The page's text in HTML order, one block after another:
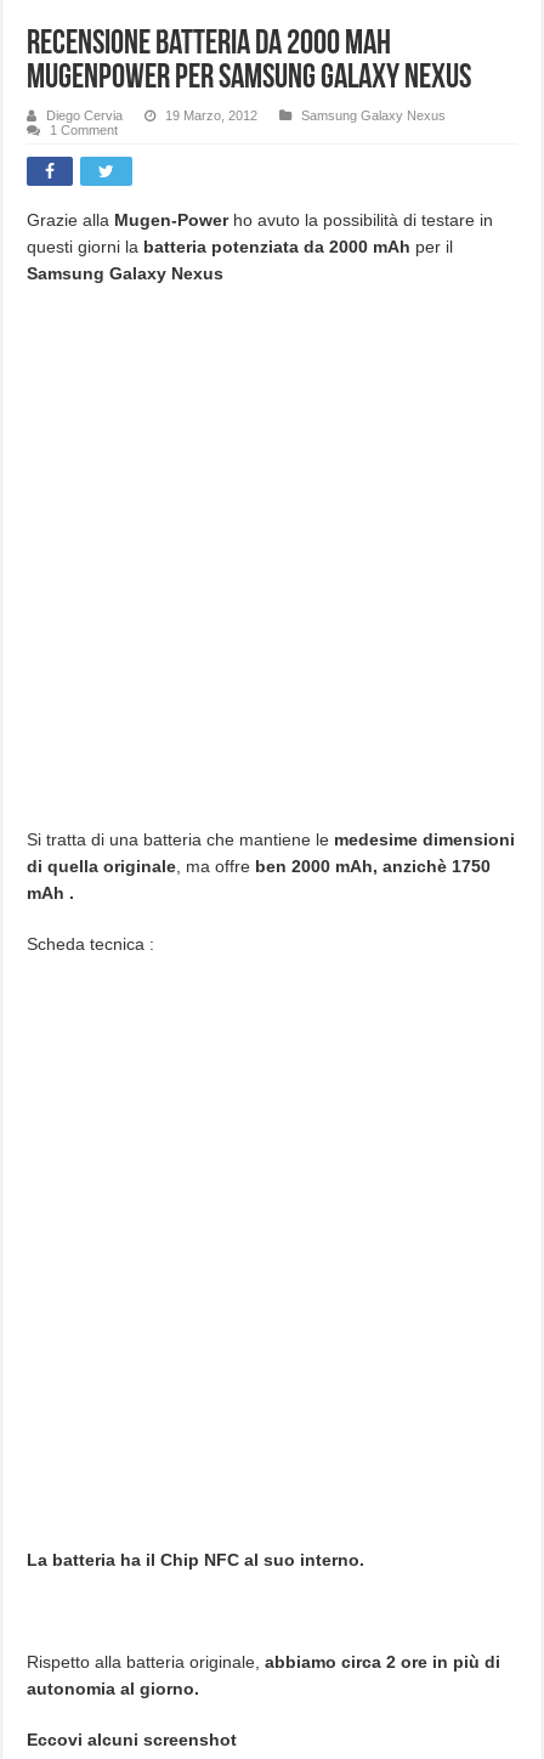
Recensione batteria da 2000 mAh
MugenPower per Samsung galaxy Nexus
Diego Cervia 19 Marzo, 2012
Samsung Galaxy Nexus
1 Comment
Grazie alla Mugen-Powerho avuto la possibilità di testare in
questi giorni la batteria potenziata da 2000 mAh per il
Samsung Galaxy Nexus
Si tratta di una batteria che mantiene le medesime dimensioni
di quella originale , ma offre ben 2000 mAh, anzichè 1750
mAh .
Scheda tecnica :
La batteria ha il Chip NFC al suo interno.
Rispetto alla batteria originale,abbiamo circa 2 ore in più di
autonomia al giorno.
Eccovi alcuni screenshot